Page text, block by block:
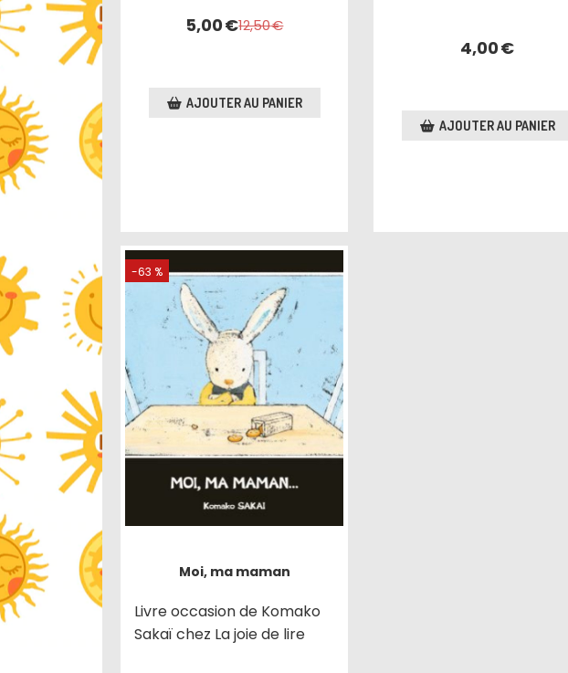
5,00€12,50€
AJOUTER AU PANIER
4,00€
AJOUTER AU PANIER
-63 %
Moi, ma maman
Livre occasion de Komako
Sakaï chez La joie de lire